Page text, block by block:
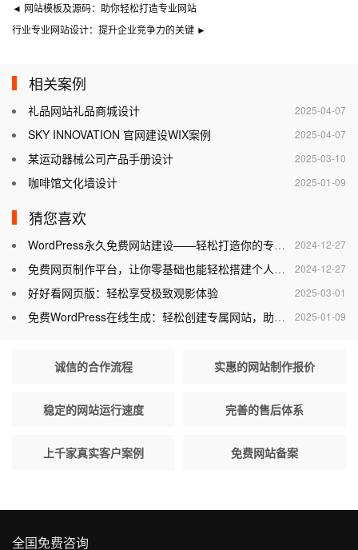
◄ 网站模板及源码：助你轻松打造专业网站
行业专业网站设计：提升企业竞争力的关键 ►
相关案例
2025-04-07
礼品网站礼品商城设计
2025-04-07
SKY INNOVATION 官网建设WIX案例
2025-03-10
某运动器械公司产品手册设计
2025-01-09
咖啡馆文化墙设计
猜您喜欢
2024-12-27
WordPress永久免费网站建设——轻松打造你的专属网站
2024-12-27
免费网页制作平台，让你零基础也能轻松搭建个人网站
2025-03-01
好好看网页版：轻松享受极致观影体验
2025-01-09
免费WordPress在线生成：轻松创建专属网站，助力个人与企业腾飞
诚信的合作流程 实惠的网站制作报价
稳定的网站运行速度 完善的售后体系
上千家真实客户案例 免费网站备案
全国免费咨询